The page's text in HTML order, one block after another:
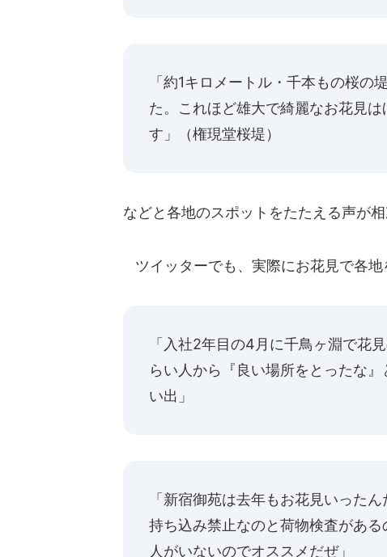
「約1キロメートル・千本もの桜の
た。これほど雄大で綺麗なお花見
す」（権現堂桜堤）
などと各地のスポットをたたえる声が相
ツイッターでも、実際にお花見で各地
「入社2年目の4月に千鳥ヶ淵で花
らい人から『良い場所をとったな
い出」
「新宿御苑は去年もお花見いった
持ち込み禁止なのと荷物検査があ
人がいないのでオススメだぜ」